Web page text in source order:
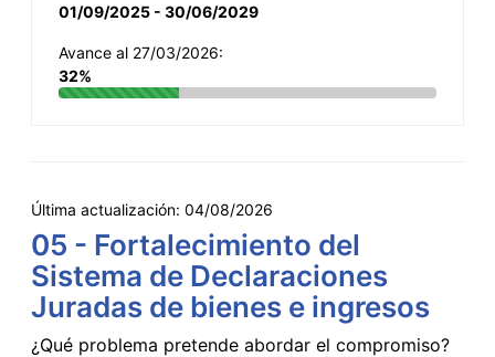
01/09/2025 - 30/06/2029
Avance al 27/03/2026:
32%
Última actualización: 04/08/2026
05 - Fortalecimiento del
Sistema de Declaraciones
Juradas de bienes e ingresos
¿Qué problema pretende abordar el compromiso?